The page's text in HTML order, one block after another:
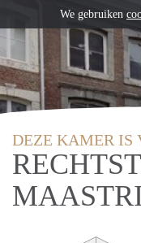
DEZE KAMER IS
We gebruiken